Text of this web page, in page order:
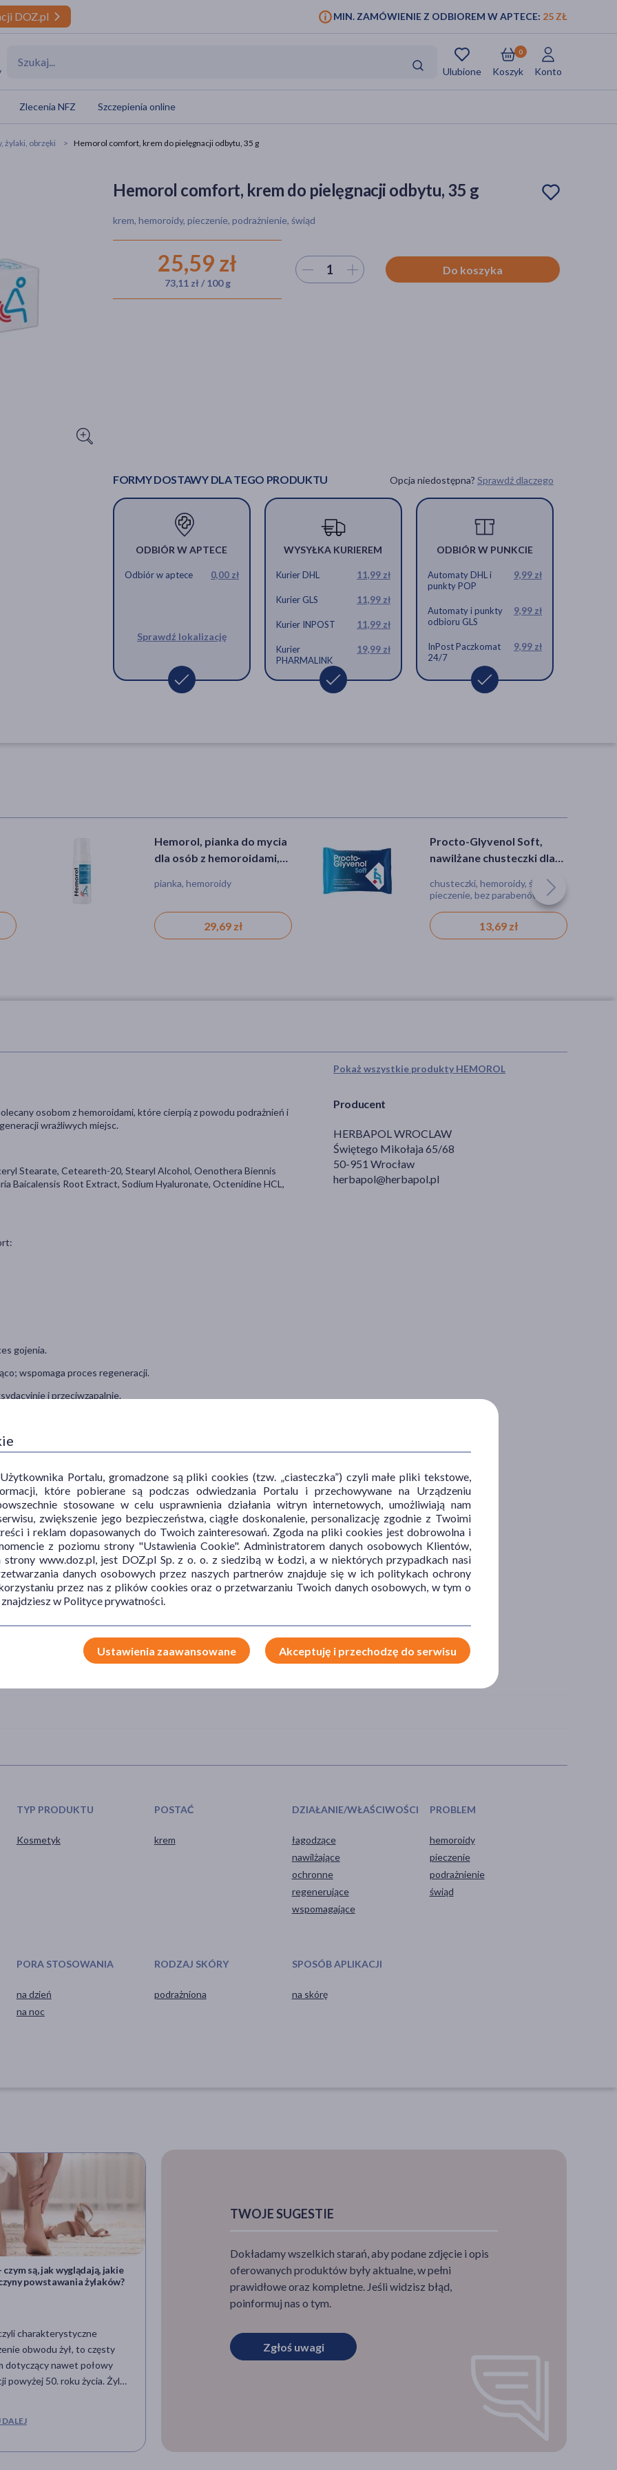
DOZ.pl MIN. ZAMÓWIENIE Z ODBIOREM W APTECE: 25 ZŁ
Ulubione Koszyk
0
Konto
Zlecenia NFZ Szczepienia online
żylaki, obrzęki Hemorol comfort, krem do pielęgnacji odbytu, 35 g
Hemorol comfort, krem do pielęgnacji odbytu, 35 g
krem, hemoroidy, pieczenie, podrażnienie, świąd
25,59 zł
73,11 zł / 100 g
Wybierz ilość Do koszyka
FORMY DOSTAWY DLA TEGO PRODUKTU Opcja niedostępna? Sprawdź dlaczego
ODBIÓR W APTECE
Odbiór w aptece 0,00 zł
Sprawdź lokalizację
WYSYŁKA KURIEREM
Kurier DHL 11,99 zł
Kurier GLS 11,99 zł
Kurier INPOST 11,99 zł
Kurier
PHARMALINK
19,99 zł
ODBIÓR W PUNKCIE
Automaty DHL i
punkty POP
9,99 zł
Automaty i punkty
odbioru GLS
9,99 zł
InPost Paczkomat
24/7
9,99 zł
Hemorol, pianka do mycia
dla osób z hemoroidami,
pianka, hemoroidy
29,69 zł
Procto-Glyvenol Soft,
nawilżane chusteczki dla
szt.
chusteczki, hemoroidy, świąd,
pieczenie, bez parabenów,
13,69 zł
Pokaż wszystkie produkty HEMOROL
Producent
HERBAPOL WROCLAW
Świętego Mikołaja 65/68
50-951 Wrocław
herbapol@herbapol.pl
osobom z hemoroidami, które cierpią z powodu podrażnień i
wrażliwych miejsc.
Stearate, Ceteareth-20, Stearyl Alcohol, Oenothera Biennis
Baicalensis Root Extract, Sodium Hyaluronate, Octenidine HCL,
gojenia.
wspomaga proces regeneracji.
i przeciwzapalnie.
i zmniejsza uczucie swędzenia.
z naskórka; tworzy na powierzchni skóry ochronny film, który
z powodu hemoroidów, pragnące zmniejszyć swędzenie i
dochodzić do podrażnień okolic odbytu;
na miejsca wrażliwe lub podrażnione.
TYP PRODUKTU
Kosmetyk
POSTAĆ
krem
DZIAŁANIE/WŁAŚCIWOŚCI
łagodzące
nawilżające
ochronne
regenerujące
wspomagające
PROBLEM
hemoroidy
pieczenie
podrażnienie
świąd
PORA STOSOWANIA
na dzień
na noc
RODZAJ SKÓRY
podrażniona
SPOSÓB APLIKACJI
na skórę
czym są, jak wyglądają, jakie
powstawania żylaków?
charakterystyczne
obwodu żył, to częsty
dotyczący nawet połowy
powyżej 50. roku życia. Żylaki
części ciała. Przewlekła
Jakie mogą być przyczyny bólu
Ból odbytu jest dość częstą
dolegliwością. Może być ostry lub
TWOJE SUGESTIE
Dokładamy wszelkich starań, aby podane zdjęcie i opis
oferowanych produktów były aktualne, w pełni
prawidłowe oraz kompletne. Jeśli widzisz błąd,
poinformuj nas o tym.
Zgłoś uwagi
Portalu, gromadzone są pliki cookies (tzw. „ciasteczka”) czyli małe pliki tekstowe,
które pobierane są podczas odwiedzania Portalu i przechowywane na Urządzeniu
stosowane w celu usprawnienia działania witryn internetowych, umożliwiają nam
zwiększenie jego bezpieczeństwa, ciągłe doskonalenie, personalizację zgodnie z Twoimi
i reklam dopasowanych do Twoich zainteresowań. Zgoda na pliki cookies jest dobrowolna i
z poziomu strony "Ustawienia Cookie". Administratorem danych osobowych Klientów,
www.doz.pl, jest DOZ.pl Sp. z o. o. z siedzibą w Łodzi, a w niektórych przypadkach nasi
danych osobowych przez naszych partnerów znajduje się w ich politykach ochrony
przez nas z plików cookies oraz o przetwarzaniu Twoich danych osobowych, w tym o
w Polityce prywatności.
Ustawienia zaawansowane Akceptuję i przechodzę do serwisu